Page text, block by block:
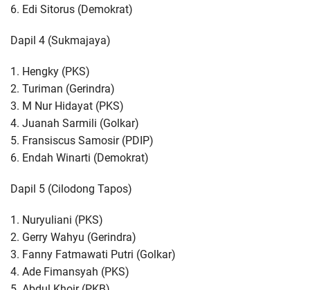
6. Edi Sitorus (Demokrat)
Dapil 4 (Sukmajaya)
1. Hengky (PKS)
2. Turiman (Gerindra)
3. M Nur Hidayat (PKS)
4. Juanah Sarmili (Golkar)
5. Fransiscus Samosir (PDIP)
6. Endah Winarti (Demokrat)
Dapil 5 (Cilodong Tapos)
1. Nuryuliani (PKS)
2. Gerry Wahyu (Gerindra)
3. Fanny Fatmawati Putri (Golkar)
4. Ade Fimansyah (PKS)